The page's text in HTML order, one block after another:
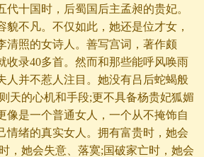
代十国时，后蜀国后主孟昶的贵妃。
貌不凡。不仅如此，她还是位才女，
清照的女诗人。善写宫词，著作颇
收录40多首。然而和那些能呼风唤雨
人并不惹人注目。她没有吕后蛇蝎般
天的心机和手段;更不具备杨贵妃狐媚
像是一个普通女人，一个从不掩饰自
情绪的真实女人。拥有富贵时，她会
，她会失意、落寞;国破家亡时，她会